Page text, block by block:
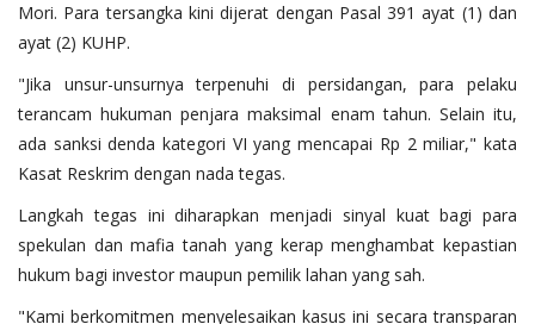
Mori. Para tersangka kini dijerat dengan Pasal 391 ayat (1) dan
ayat (2) KUHP.
"Jika unsur-unsurnya terpenuhi di persidangan, para pelaku
terancam hukuman penjara maksimal enam tahun. Selain itu,
ada sanksi denda kategori VI yang mencapai Rp 2 miliar," kata
Kasat Reskrim dengan nada tegas.
Langkah tegas ini diharapkan menjadi sinyal kuat bagi para
spekulan dan mafia tanah yang kerap menghambat kepastian
hukum bagi investor maupun pemilik lahan yang sah.
"Kami berkomitmen menyelesaikan kasus ini secara transparan